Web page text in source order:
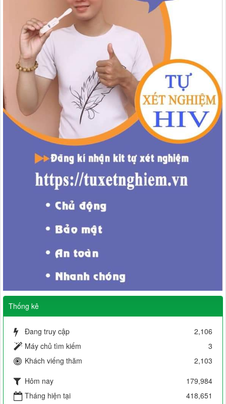
Thống kê
Đang truy cập
2,106
Máy chủ tìm kiếm
3
Khách viếng thăm
2,103
Hôm nay
179,984
Tháng hiện tại
418,651